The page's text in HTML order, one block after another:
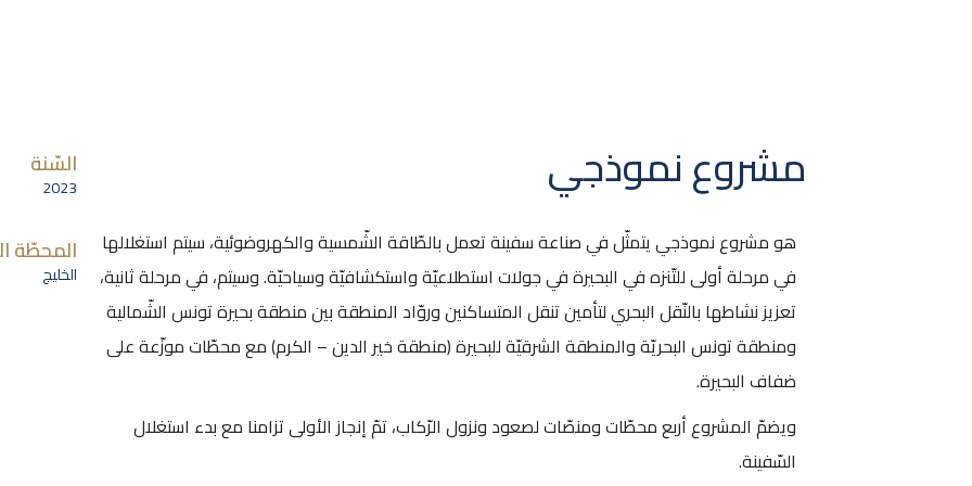
مشروع نموذجي
هو مشروع نموذجي يتمثّل في صناعة سفينة تعمل بالطّاقة الشّمسية والكهروضوئية، سيتم استغلالها
في مرحلة أولى للتّنزه في البحيرة في جولات استطلاعيّة واستكشافيّة وسياحيّة. وسيتم، في مرحلة ثانية،
تعزيز نشاطها بالنّقل البحري لتأمين تنقل المتساكنين وروّاد المنطقة بين منطقة بحيرة تونس الشّمالية
ومنطقة تونس البحريّة والمنطقة الشرقيّة للبحيرة (منطقة خير الدين – الكرم) مع محطّات موزّعة على
ضفاف البحيرة.
ويضمّ المشروع أربع محطّات ومنصّات لصعود ونزول الرّكاب، تمّ إنجاز الأولى تزامنا مع بدء استغلال
السّفينة.
السّنة
2023
المحطّة
الخليج